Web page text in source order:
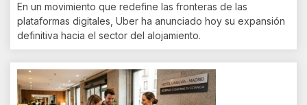
En un movimiento que redefine las fronteras de las
plataformas digitales, Uber ha anunciado hoy su expansión
definitiva hacia el sector del alojamiento.